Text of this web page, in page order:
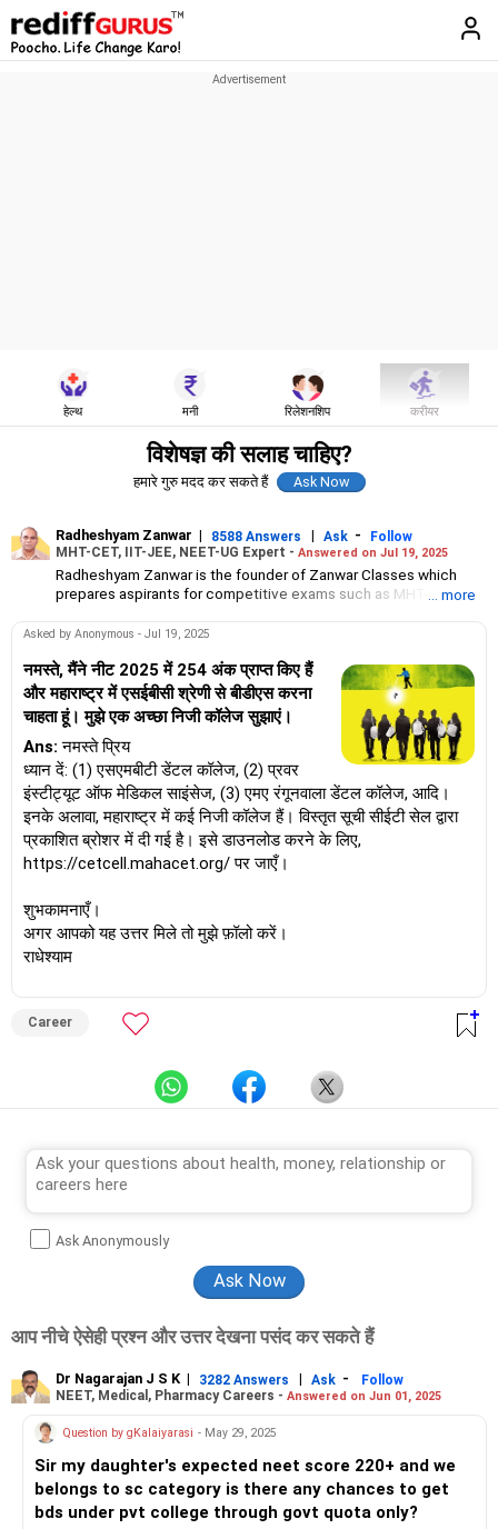
हेल्थ मनी रिलेशनशिप करीयर
विशेषज्ञ की सलाह चाहिए?
हमारे गुरु मदद कर सकते हैं
Radheshyam Zanwar | 8588 Answers | Ask -
Follow
MHT-CET, IIT-JEE, NEET-UG Expert - Answered on Jul 19, 2025
Radheshyam Zanwar is the founder of Zanwar Classes which
prepares aspirants for competitive exams such as MHT-CET, IIT-
Based in Aurangabad, Maharashtra, it provides coaching for
Since the last 25 years, Radheshyam has been teaching
mathematics to Class 11 and Class 12 students and coaching
them for engineering and medical entrance examinations.
Radheshyam completed his civil engineering from the
Government Engineering College in Aurangabad.
... more
Asked by Anonymous - Jul 19, 2025
नमस्ते, मैंने नीट 2025 में 254 अंक प्राप्त किए हैं
और महाराष्ट्र में एसईबीसी श्रेणी से बीडीएस करना
चाहता हूं। मुझे एक अच्छा निजी कॉलेज सुझाएं।
Ans: नमस्ते प्रिय
ध्यान दें: (1) एसएमबीटी डेंटल कॉलेज, (2) प्रवर
इंस्टीट्यूट ऑफ मेडिकल साइंसेज, (3) एमए रंगूनवाला डेंटल कॉलेज, आदि।
इनके अलावा, महाराष्ट्र में कई निजी कॉलेज हैं। विस्तृत सूची सीईटी सेल द्वारा
प्रकाशित ब्रोशर में दी गई है। इसे डाउनलोड करने के लिए,
https://cetcell.mahacet.org/ पर जाएँ।
शुभकामनाएँ।
अगर आपको यह उत्तर मिले तो मुझे फ़ॉलो करें।
राधेश्याम
Career
Ask Anonymously
आप नीचे ऐसेही प्रश्न और उत्तर देखना पसंद कर सकते हैं
Dr Nagarajan J S K | 3282 Answers | Ask -
Follow
NEET, Medical, Pharmacy Careers - Answered on Jun 01, 2025
Question by gKalaiyarasi - May 29, 2025
Sir my daughter's expected neet score 220+ and we
belongs to sc category is there any chances to get
bds under pvt college through govt quota only?